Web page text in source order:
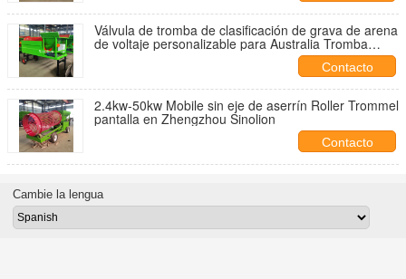
Válvula de tromba de clasificación de grava de arena
de voltaje personalizable para Australia Tromba
Contacto
2.4kw-50kw Mobile sin eje de aserrín Roller Trommel
pantalla en Zhengzhou Sinolion
Contacto
Cambie la lengua